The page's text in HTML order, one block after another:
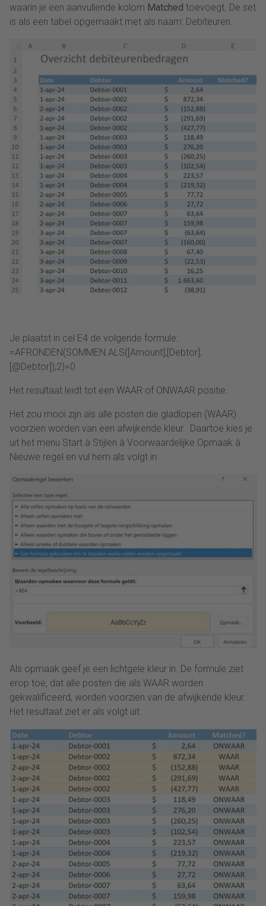
waarin je een aanvullende kolom Matched toevoegt. De set
is als een tabel opgemaakt met als naam: Debiteuren.
Je plaatst in cel E4 de volgende formule:
=AFRONDEN(SOMMEN.ALS([Amount];[Debtor];
[@Debtor]);2)=0
Het resultaat leidt tot een WAAR of ONWAAR positie.
Het zou mooi zijn als alle posten die gladlopen (WAAR)
voorzien worden van een afwijkende kleur. Daartoe kies je
uit het menu Start à Stijlen à Voorwaardelijke Opmaak à
Nieuwe regel en vul hem als volgt in:
Als opmaak geef je een lichtgele kleur in. De formule ziet
erop toe, dat alle posten die als WAAR worden
gekwalificeerd, worden voorzien van de afwijkende kleur.
Het resultaat ziet er als volgt uit: